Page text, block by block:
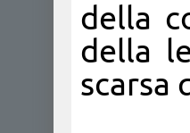
della
della
scarsa